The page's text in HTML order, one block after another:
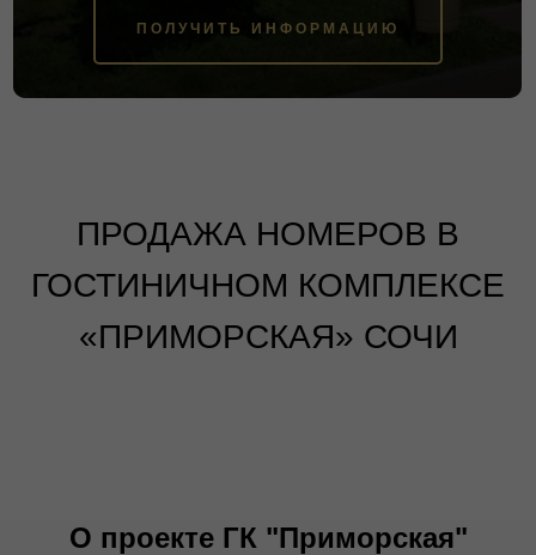
ПОЛУЧИТЬ ИНФОРМАЦИЮ
ПРОДАЖА НОМЕРОВ В
ГОСТИНИЧНОМ КОМПЛЕКСЕ
«ПРИМОРСКАЯ» СОЧИ
О проекте ГК "Приморская"